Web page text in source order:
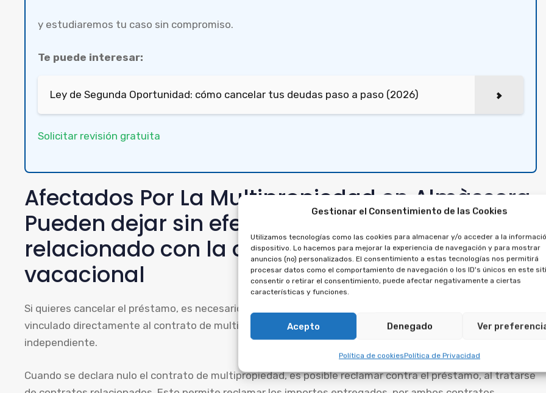
Gestionar el Consentimiento de las Cookies
Utilizamos tecnologías como las cookies para almacenar y/o acceder a la
dispositivo. Lo hacemos para mejorar la experiencia de navegación y para mostrar
anuncios (no) personalizados. El consentimiento a estas tecnologías nos permitirá
procesar datos como el comportamiento de navegación o los ID's únicos en este
consentir o retirar el consentimiento, puede afectar negativamente a ciertas
características y funciones.
Acepto Denegado Ver
Política de cookiesPolítica de Privacidad
y estudiaremos tu caso sin compromiso.
Te puede interesar:
Ley de Segunda Oportunidad: cómo cancelar tus deudas paso a paso (2026)
Solicitar revisión gratuita
Afectados Por La Multipropiedad en Almàssera
Pueden dejar sin efecto el préstamo
relacionado con la compra de una semana
vacacional
Si quieres cancelar el préstamo, es necesario anular la multipropiedad con anterioridad. El préstamo está
vinculado directamente al contrato de multipropiedad, así que no puede cancelarse de forma
independiente.
Cuando se declara nulo el contrato de multipropiedad, es posible reclamar contra el préstamo, al tratarse